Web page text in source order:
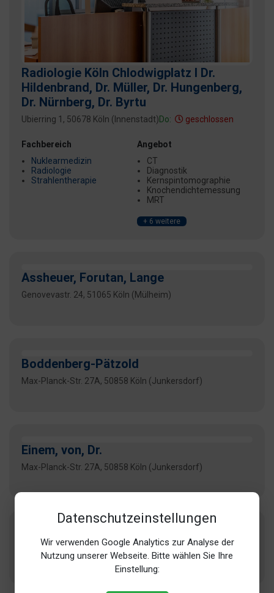
Datenschutzeinstellungen
Wir verwenden Google Analytics zur Analyse der
Nutzung unserer Webseite. Bitte wählen Sie Ihre
Einstellung:
Radiologie Köln Chlodwigplatz I Dr.
Hildenbrand, Dr. Müller, Dr. Hungenberg,
Dr. Nürnberg, Dr. Byrtu
Ubierring 1, 50678 Köln (Innenstadt)Do: geschlossen
Fachbereich
Nuklearmedizin
Radiologie
Strahlentherapie
Angebot
CT
Diagnostik
Kernspintomographie
Knochendichtemessung
MRT
+ 6 weitere
Assheuer, Forutan, Lange
Genovevastr. 24, 51065 Köln (Mülheim)
Boddenberg-Pätzold
Max-Planck-Str. 27A, 50858 Köln (Junkersdorf)
Einem, von, Dr.
Max-Planck-Str. 27A, 50858 Köln (Junkersdorf)
Göhring, Dr. med.
Max-Planck-Str. 27A, 50858 Köln (Junkersdorf)